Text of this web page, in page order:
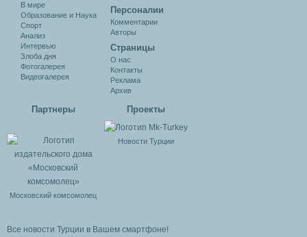
В мире
Образование и Наука
Спорт
Анализ
Интервью
Злоба дня
Фотогалерея
Видеогалерея
Персоналии
Комментарии
Авторы
Cтраницы
О нас
Контакты
Реклама
Архив
Партнеры
Московский комсомолец
Проекты
Новости Турции
Все новости Турции в Вашем смартфоне!